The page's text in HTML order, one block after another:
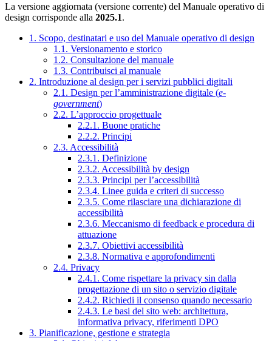
La versione aggiornata (versione corrente) del Manuale operativo di
design corrisponde alla 2025.1.
1. Scopo, destinatari e uso del Manuale operativo di design
1.1. Versionamento e storico
1.2. Consultazione del manuale
1.3. Contribuisci al manuale
2. Introduzione al design per i servizi pubblici digitali
2.1. Design per l’amministrazione digitale (e-
government)
2.2. L’approccio progettuale
2.2.1. Buone pratiche
2.2.2. Principi
2.3. Accessibilità
2.3.1. Definizione
2.3.2. Accessibilità by design
2.3.3. Principi per l’accessibilità
2.3.4. Linee guida e criteri di successo
2.3.5. Come rilasciare una dichiarazione di
accessibilità
2.3.6. Meccanismo di feedback e procedura di
attuazione
2.3.7. Obiettivi accessibilità
2.3.8. Normativa e approfondimenti
2.4. Privacy
2.4.1. Come rispettare la privacy sin dalla
progettazione di un sito o servizio digitale
2.4.2. Richiedi il consenso quando necessario
2.4.3. Le basi del sito web: architettura,
informativa privacy, riferimenti DPO
3. Pianificazione, gestione e strategia